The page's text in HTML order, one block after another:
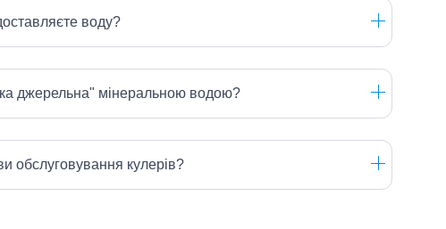
воду?
джерельна" мінеральною водою?
обслуговування кулерів?